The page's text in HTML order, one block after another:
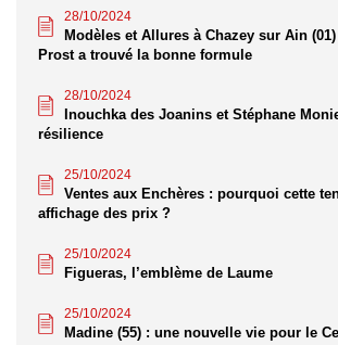
28/10/2024
Modèles et Allures à Chazey sur Ain
Prost a trouvé la bonne formule
28/10/2024
Inouchka des Joanins et Stéphane
résilience
25/10/2024
Ventes aux Enchères : pourquoi cette
affichage des prix ?
25/10/2024
Figueras, l’emblème de Laume
25/10/2024
Madine (55) : une nouvelle vie pour le